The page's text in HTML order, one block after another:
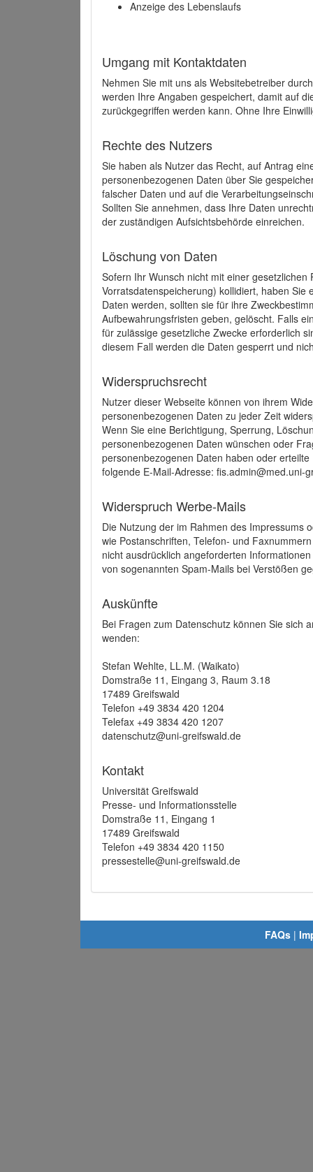
Anzeige des Lebenslaufs
Umgang mit Kontaktdaten
Nehmen Sie mit uns als Websitebetreiber
werden Ihre Angaben gespeichert, damit auf
zurückgegriffen werden kann. Ohne Ihre
Rechte des Nutzers
Sie haben als Nutzer das Recht, auf Antrag
personenbezogenen Daten über Sie
falscher Daten und auf die
Sollten Sie annehmen, dass Ihre Daten
der zuständigen Aufsichtsbehörde einreichen.
Löschung von Daten
Sofern Ihr Wunsch nicht mit einer
Vorratsdatenspeicherung) kollidiert, haben
Daten werden, sollten sie für ihre
Aufbewahrungsfristen geben, gelöscht. Falls
für zulässige gesetzliche Zwecke erforderlich
diesem Fall werden die Daten gesperrt und
Widerspruchsrecht
Nutzer dieser Webseite können von ihrem
personenbezogenen Daten zu jeder Zeit
Wenn Sie eine Berichtigung, Sperrung,
personenbezogenen Daten wünschen oder
personenbezogenen Daten haben oder
folgende E-Mail-Adresse: fis.admin@med.uni-
Widerspruch Werbe-Mails
Die Nutzung der im Rahmen des Impressums
wie Postanschriften, Telefon- und
nicht ausdrücklich angeforderten
von sogenannten Spam-Mails bei Verstößen
Auskünfte
Bei Fragen zum Datenschutz können Sie sich
wenden:
Stefan Wehlte, LL.M. (Waikato)
Domstraße 11, Eingang 3, Raum 3.18
17489 Greifswald
Telefon +49 3834 420 1204
Telefax +49 3834 420 1207
datenschutz@uni-greifswald.de
Kontakt
Universität Greifswald
Presse- und Informationsstelle
Domstraße 11, Eingang 1
17489 Greifswald
Telefon +49 3834 420 1150
pressestelle@uni-greifswald.de
FAQs |